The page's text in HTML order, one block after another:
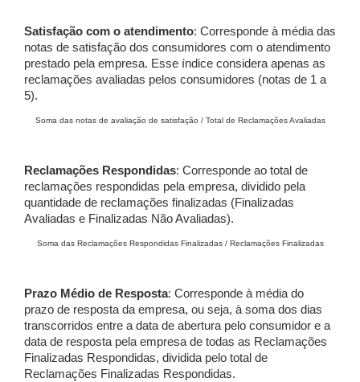
Satisfação com o atendimento: Corresponde à média das
notas de satisfação dos consumidores com o atendimento
prestado pela empresa. Esse índice considera apenas as
reclamações avaliadas pelos consumidores (notas de 1 a
5).
Soma das notas de avaliação de satisfação / Total de Reclamações Avaliadas
Reclamações Respondidas: Corresponde ao total de
reclamações respondidas pela empresa, dividido pela
quantidade de reclamações finalizadas (Finalizadas
Avaliadas e Finalizadas Não Avaliadas).
Soma das Reclamações Respondidas Finalizadas / Reclamações Finalizadas
Prazo Médio de Resposta: Corresponde à média do
prazo de resposta da empresa, ou seja, à soma dos dias
transcorridos entre a data de abertura pelo consumidor e a
data de resposta pela empresa de todas as Reclamações
Finalizadas Respondidas, dividida pelo total de
Reclamações Finalizadas Respondidas.